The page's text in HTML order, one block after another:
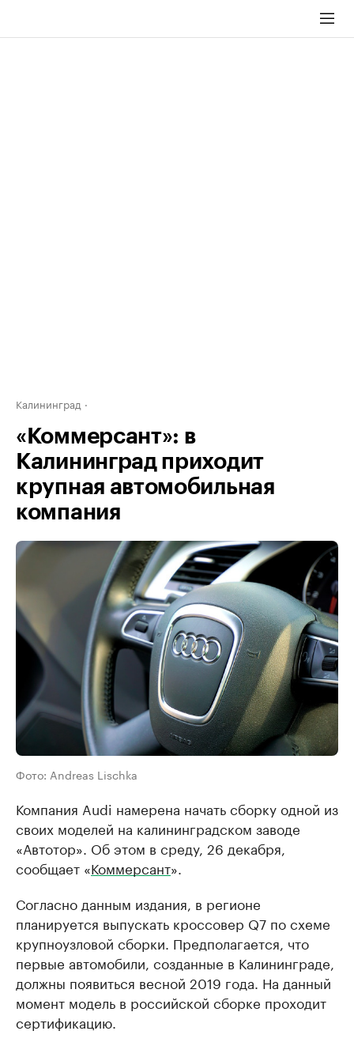
Калининград
«Коммерсант»: в
Калининград приходит
крупная автомобильная
компания
Фото: Andreas Lischka
Компания Audi намерена начать сборку одной из
своих моделей на калининградском заводе
«Автотор». Об этом в среду, 26 декабря,
сообщает «Коммерсант».
Согласно данным издания, в регионе
планируется выпускать кроссовер Q7 по схеме
крупноузловой сборки. Предполагается, что
первые автомобили, созданные в Калининграде,
должны появиться весной 2019 года. На данный
момент модель в российской сборке проходит
сертификацию.